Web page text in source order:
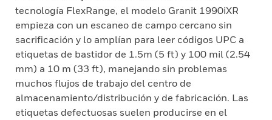
tecnología FlexRange, el modelo Granit 1990iXR
empieza con un escaneo de campo cercano sin
sacrificación y lo amplían para leer códigos UPC a
etiquetas de bastidor de 1.5m (5 ft) y 100 mil (2.54
mm) a 10 m (33 ft), manejando sin problemas
muchos flujos de trabajo del centro de
almacenamiento/distribución y de fabricación. Las
etiquetas defectuosas suelen producirse en el